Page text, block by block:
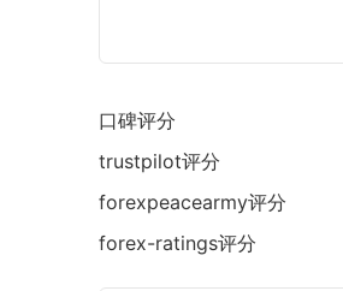
口碑评分
trustpilot评分
forexpeacearmy评分
forex-ratings评分